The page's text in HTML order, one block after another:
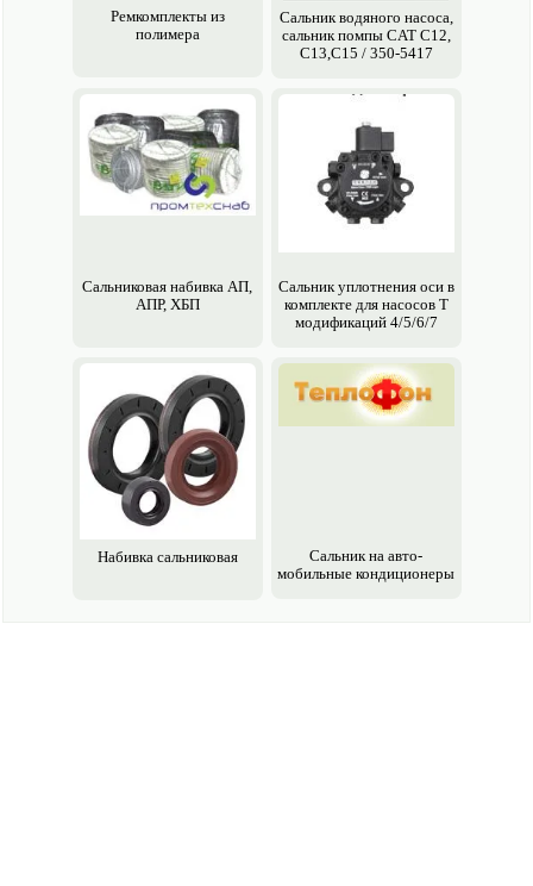
Ремкомплекты из
полимера
Сальник водяного насоса,
сальник помпы CAT C12,
C13,C15 / 350-5417
Сальниковая набивка АП,
АПР, ХБП
Сальник уплотнения оси в
комплекте для насосов Т
модификаций 4/5/6/7
Набивка сальниковая
Сальник на авто­
мобильные кондиционеры